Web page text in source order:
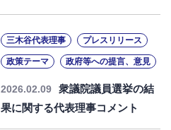
三木谷代表理事 プレスリリース
政策テーマ 政府等への提言、意見
2026.02.09
衆議院議員選挙の結
果に関する代表理事コメント